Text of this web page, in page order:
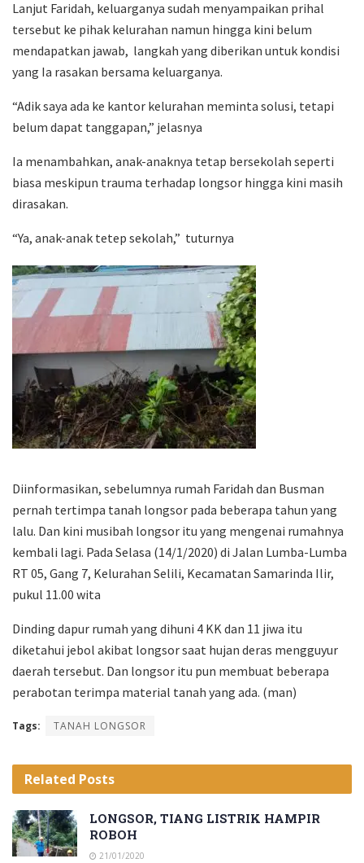
Lanjut Faridah, keluarganya sudah menyampaikan prihal
tersebut ke pihak kelurahan namun hingga kini belum
mendapatkan jawab, langkah yang diberikan untuk kondisi
yang Ia rasakan bersama keluarganya.
“Adik saya ada ke kantor kelurahan meminta solusi, tetapi
belum dapat tanggapan,” jelasnya
Ia menambahkan, anak-anaknya tetap bersekolah seperti
biasa meskipun trauma terhadap longsor hingga kini masih
dirasakan.
“Ya, anak-anak tetep sekolah,” tuturnya
Diinformasikan, sebelumnya rumah Faridah dan Busman
pernah tertimpa tanah longsor pada beberapa tahun yang
lalu. Dan kini musibah longsor itu yang mengenai rumahnya
kembali lagi. Pada Selasa (14/1/2020) di Jalan Lumba-Lumba
RT 05, Gang 7, Kelurahan Selili, Kecamatan Samarinda Ilir,
pukul 11.00 wita
Dinding dapur rumah yang dihuni 4 KK dan 11 jiwa itu
diketahui jebol akibat longsor saat hujan deras mengguyur
daerah tersebut. Dan longsor itu pun membuat beberapa
perabotan terimpa material tanah yang ada. (man)
Tags: TANAH LONGSOR
Related Posts
LONGSOR, TIANG LISTRIK HAMPIR
ROBOH
21/01/2020